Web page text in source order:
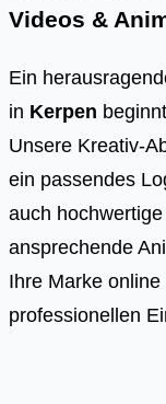
Videos &
Ein
in Kerpen
Unsere Kreativ-
ein passendes
auch
ansprechende
Ihre Marke
professionellen